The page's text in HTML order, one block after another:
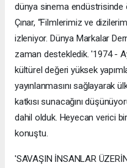
dünya sinema endüstrisinde
Çınar, “Filmlerimiz ve
izleniyor. Dünya Markalar
zaman destekledik. '1974 -
kültürel değeri yüksek
yayınlanmasını sağlayarak
katkısı sunacağını
dahil olduk. Heyecan verici
konuştu.
'SAVAŞIN İNSANLAR